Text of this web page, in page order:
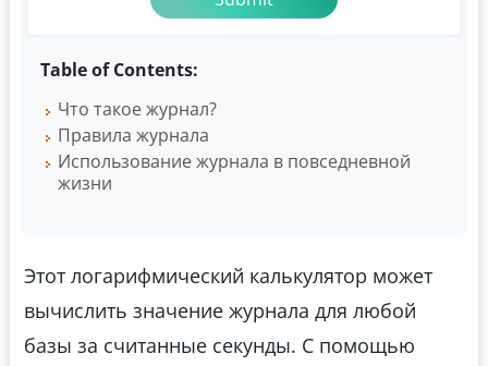
Table of Contents:
Что такое журнал?
Правила журнала
Использование журнала в повседневной
жизни
Этот логарифмический калькулятор может
вычислить значение журнала для любой
базы за считанные секунды. С помощью